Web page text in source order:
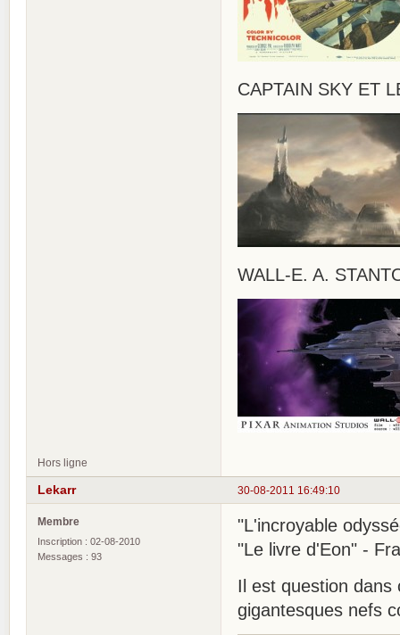
CAPTAIN SKY ET
WALL-E. A.
Hors ligne
30-08-2011 16:49:10
Lekarr
Membre
Inscription : 02-08-2010
Messages : 93
"L'incroyable
"Le livre d'Eon" -
Il est question dans
gigantesques nefs